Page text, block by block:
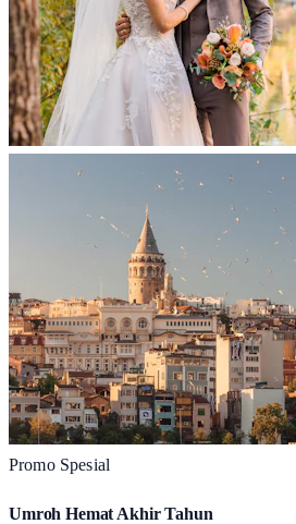
Promo Spesial
Umroh Hemat Akhir Tahun